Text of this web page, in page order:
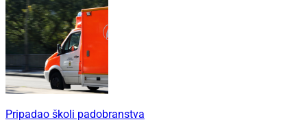
Pripadao školi padobranstva